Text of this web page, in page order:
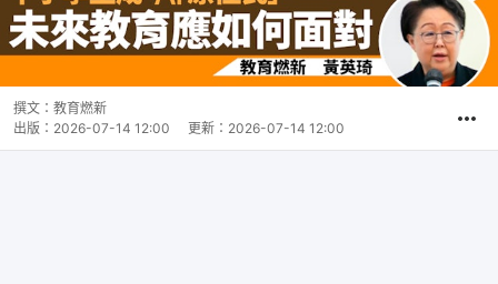
撰文： 教育燃新
出版： 2026-07-14 12:00 更新： 2026-07-14 12:00